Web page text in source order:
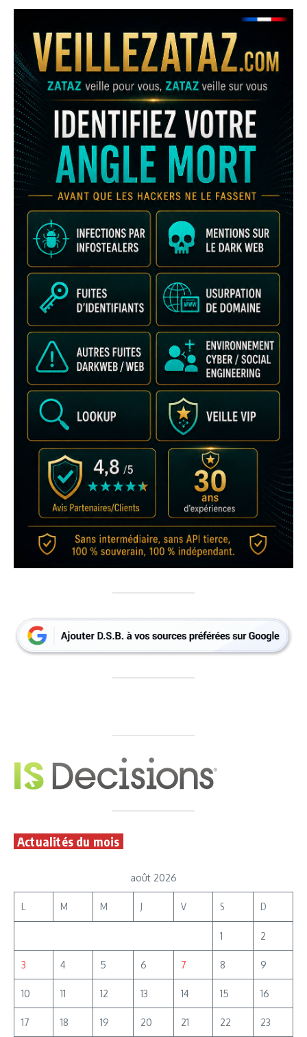
Actualités du mois
août 2026
L M M J V S D
1 2
3 4 5 6 7 8 9
10 11 12 13 14 15 16
17 18 19 20 21 22 23